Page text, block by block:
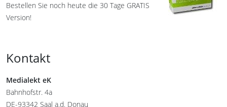
Bestellen Sie noch heute die 30 Tage GRATIS
Version!
Kontakt
Medialekt eK
Bahnhofstr. 4a
DE-93342 Saal a.d. Donau